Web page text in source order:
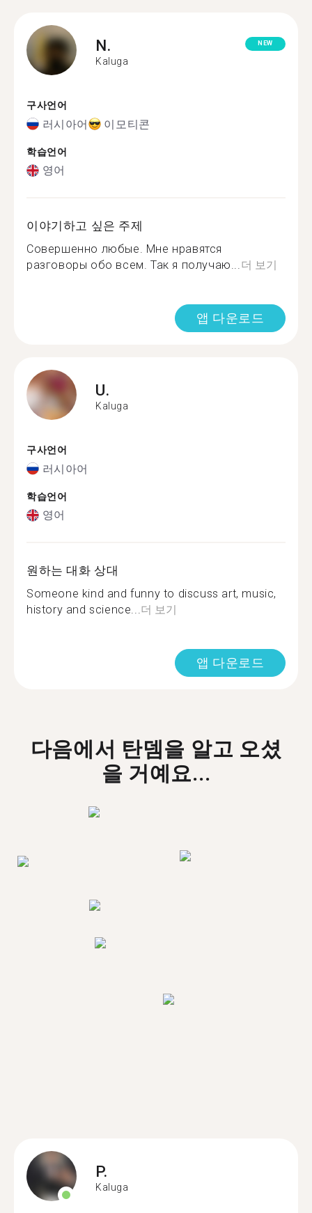
N.
Kaluga
NEW
구사언어
러시아어 이모티콘
학습언어
영어
이야기하고 싶은 주제
Совершенно любые. Мне нравятся
разговоры обо всем. Так я получаю...더 보기
앱 다운로드
U.
Kaluga
구사언어
러시아어
학습언어
영어
원하는 대화 상대
Someone kind and funny to discuss art, music,
history and science...더 보기
앱 다운로드
다음에서 탄뎀을 알고 오셨
을 거예요...
P.
Kaluga